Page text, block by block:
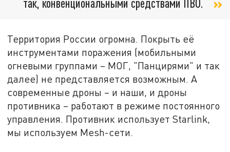
Территория России огромна. Покрыть её
инструментами поражения (мобильными
огневыми группами – МОГ, "Панцирями" и так
далее) не представляется возможным. А
современные дроны – и наши, и дроны
противника – работают в режиме постоянного
управления. Противник использует Starlink,
мы используем Mesh-сети.